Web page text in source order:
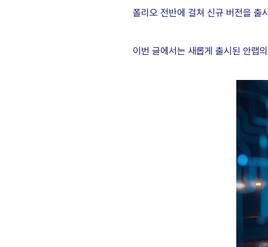
폴리오 전반에 걸쳐 신규 버전을 출
이번 글에서는 새롭게 출시된 안랩